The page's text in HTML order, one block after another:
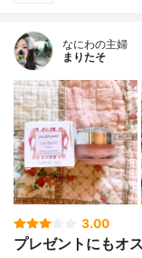
なにわの主婦
まりたそ
3.00
プレゼントにもオス